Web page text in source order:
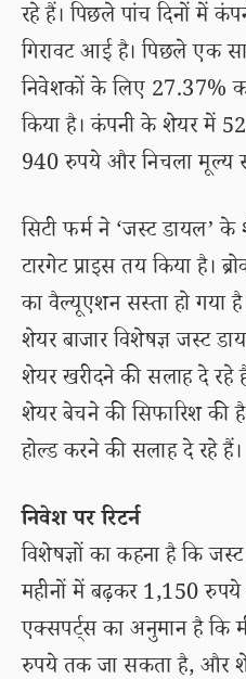
रहे हैं। पिछले पांच दिनों में
गिरावट आई है। पिछले एक
निवेशकों के लिए 27.37% का
किया है। कंपनी के शेयर में
940 रुपये और निचला मूल्य
सिटी फर्म ने ‘जस्ट डायल’
टारगेट प्राइस तय किया है।
का वैल्यूएशन सस्ता हो गया
शेयर बाजार विशेषज्ञ जस्ट
शेयर खरीदने की सलाह दे
शेयर बेचने की सिफारिश की
होल्ड करने की सलाह दे रहे हैं।
निवेश पर रिटर्न
विशेषज्ञों का कहना है कि
महीनों में बढ़कर 1,150
एक्सपर्ट्स का अनुमान है कि
रुपये तक जा सकता है, और